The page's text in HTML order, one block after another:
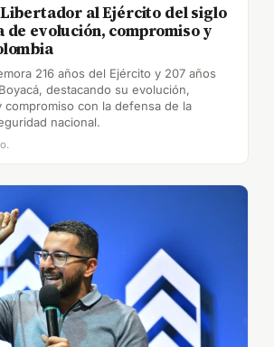
al Ejército del siglo
evolución, compromiso y
216 años del Ejército y 207 años
destacando su evolución,
compromiso con la defensa de la
nacional.